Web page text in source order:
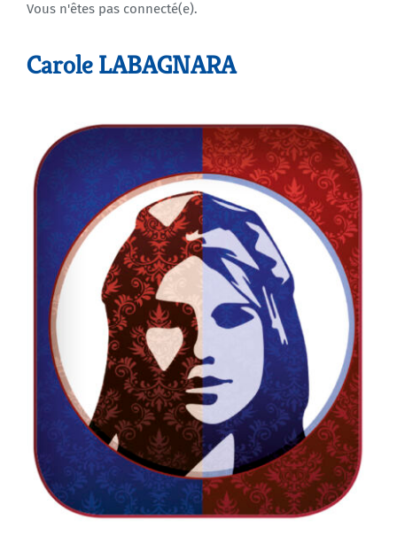
Agenda
Vous n'êtes pas connecté(e).
Carole LABAGNARA